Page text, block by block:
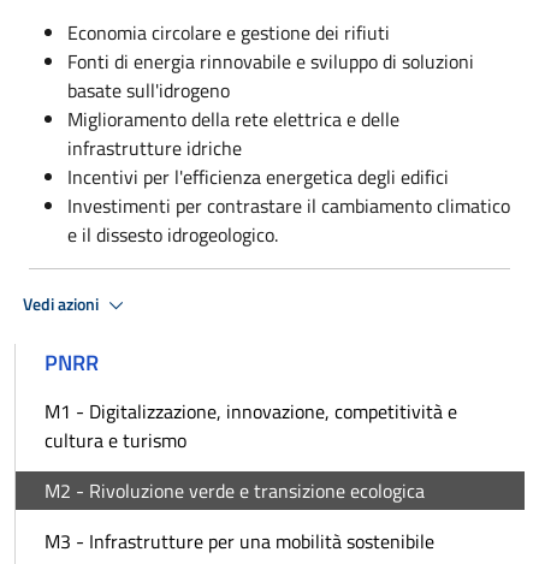
Economia circolare e gestione dei rifiuti
Fonti di energia rinnovabile e sviluppo di soluzioni
basate sull'idrogeno
Miglioramento della rete elettrica e delle
infrastrutture idriche
Incentivi per l'efficienza energetica degli edifici
Investimenti per contrastare il cambiamento climatico
e il dissesto idrogeologico.
Vedi azioni
PNRR
M1 - Digitalizzazione, innovazione, competitività e
cultura e turismo
M2 - Rivoluzione verde e transizione ecologica
M3 - Infrastrutture per una mobilità sostenibile